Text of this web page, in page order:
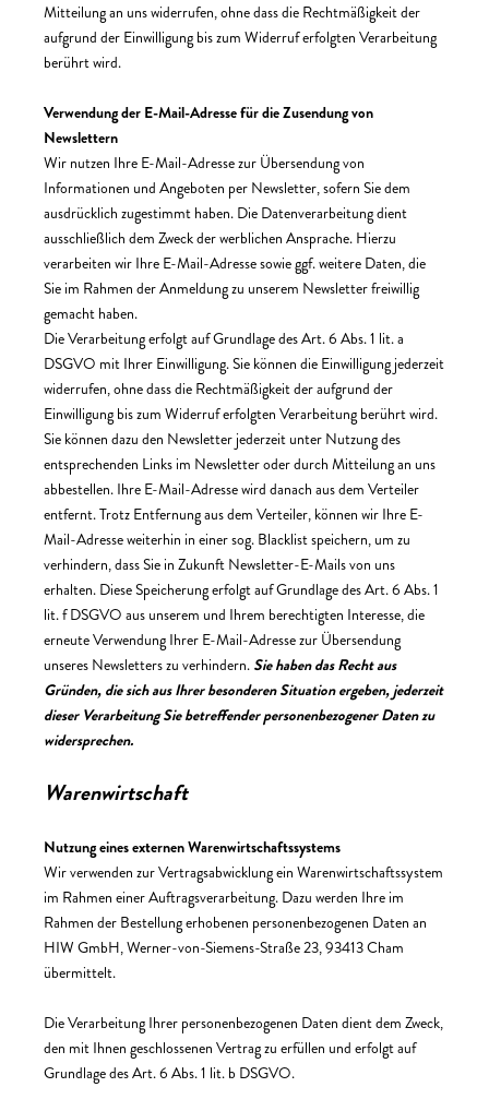
Mitteilung an uns widerrufen, ohne dass die Rechtmäßigkeit der
aufgrund der Einwilligung bis zum Widerruf erfolgten Verarbeitung
berührt wird.
Verwendung der E-Mail-Adresse für die Zusendung von
Newslettern
Wir nutzen Ihre E-Mail-Adresse zur Übersendung von
Informationen und Angeboten per Newsletter, sofern Sie dem
ausdrücklich zugestimmt haben. Die Datenverarbeitung dient
ausschließlich dem Zweck der werblichen Ansprache. Hierzu
verarbeiten wir Ihre E-Mail-Adresse sowie ggf. weitere Daten, die
Sie im Rahmen der Anmeldung zu unserem Newsletter freiwillig
gemacht haben.
Die Verarbeitung erfolgt auf Grundlage des Art. 6 Abs. 1 lit. a
DSGVO mit Ihrer Einwilligung. Sie können die Einwilligung jederzeit
widerrufen, ohne dass die Rechtmäßigkeit der aufgrund der
Einwilligung bis zum Widerruf erfolgten Verarbeitung berührt wird.
Sie können dazu den Newsletter jederzeit unter Nutzung des
entsprechenden Links im Newsletter oder durch Mitteilung an uns
abbestellen. Ihre E-Mail-Adresse wird danach aus dem Verteiler
entfernt. Trotz Entfernung aus dem Verteiler, können wir Ihre E-
Mail-Adresse weiterhin in einer sog. Blacklist speichern, um zu
verhindern, dass Sie in Zukunft Newsletter-E-Mails von uns
erhalten. Diese Speicherung erfolgt auf Grundlage des Art. 6 Abs. 1
lit. f DSGVO aus unserem und Ihrem berechtigten Interesse, die
erneute Verwendung Ihrer E-Mail-Adresse zur Übersendung
unseres Newsletters zu verhindern. Sie haben das Recht aus
Gründen, die sich aus Ihrer besonderen Situation ergeben, jederzeit
dieser Verarbeitung Sie betreffender personenbezogener Daten zu
widersprechen.
Warenwirtschaft
Nutzung eines externen Warenwirtschaftssystems
Wir verwenden zur Vertragsabwicklung ein Warenwirtschaftssystem
im Rahmen einer Auftragsverarbeitung. Dazu werden Ihre im
Rahmen der Bestellung erhobenen personenbezogenen Daten an
HIW GmbH, Werner-von-Siemens-Straße 23, 93413 Cham
übermittelt.
Die Verarbeitung Ihrer personenbezogenen Daten dient dem Zweck,
den mit Ihnen geschlossenen Vertrag zu erfüllen und erfolgt auf
Grundlage des Art. 6 Abs. 1 lit. b DSGVO.